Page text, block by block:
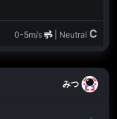
0-5m/s | Neutral C
みつ